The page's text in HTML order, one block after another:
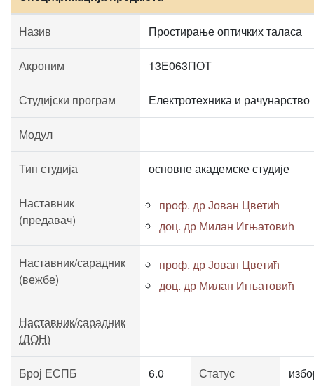
Назив Простирање оптичких таласа
Акроним 13Е063ПОТ
Студијски програм Електротехника и рачунарство
Модул
Тип студија основне академске студије
Наставник
(предавач)
проф. др Јован Цветић
доц. др Милан Игњатовић
Наставник/сарадник
(вежбе)
проф. др Јован Цветић
доц. др Милан Игњатовић
Наставник/сарадник
(ДОН)
Број ЕСПБ 6.0
Статус